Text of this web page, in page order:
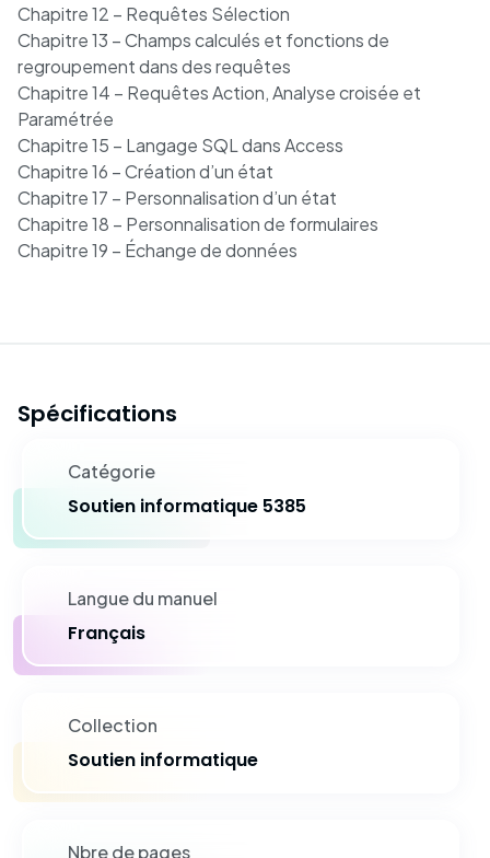
Chapitre 12 – Requêtes Sélection
Chapitre 13 – Champs calculés et fonctions de
regroupement dans des requêtes
Chapitre 14 – Requêtes Action, Analyse croisée et
Paramétrée
Chapitre 15 – Langage SQL dans Access
Chapitre 16 – Création d’un état
Chapitre 17 – Personnalisation d’un état
Chapitre 18 – Personnalisation de formulaires
Chapitre 19 – Échange de données
Spécifications
Catégorie
Soutien informatique 5385
Langue du manuel
Français
Collection
Soutien informatique
Nbre de pages